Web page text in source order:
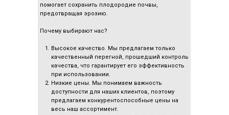
помогает сохранить плодородие почвы,
предотвращая эрозию.
Почему выбирают нас?
Высокое качество. Мы предлагаем только
качественный перегной, прошедший контроль
качества, что гарантирует его эффективность
при использовании.
Низкие цены. Мы понимаем важность
доступности для наших клиентов, поэтому
предлагаем конкурентоспособные цены на
весь наш ассортимент.